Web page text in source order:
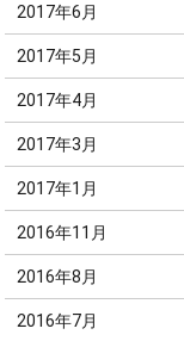
2017年6月
2017年5月
2017年4月
2017年3月
2017年1月
2016年11月
2016年8月
2016年7月